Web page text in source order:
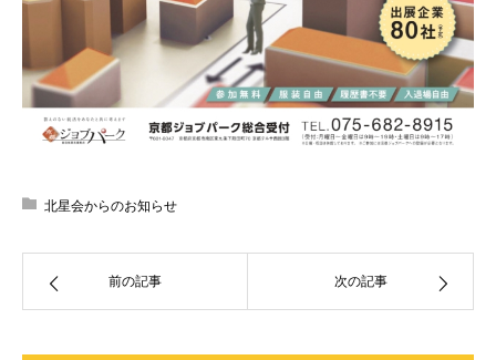
北星会からのお知らせ
前の記事 次の記事